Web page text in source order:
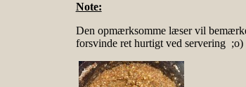
Note:
Den opmærksomme læser vil
forsvinde ret hurtigt ved servering ;o)